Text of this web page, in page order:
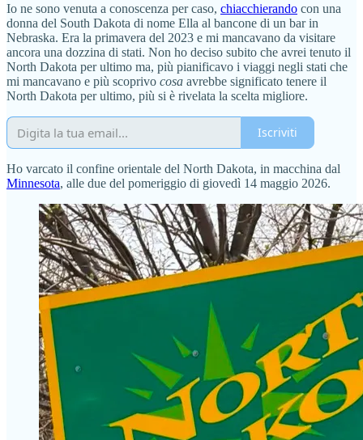
Io ne sono venuta a conoscenza per caso, chiacchierando con una
donna del South Dakota di nome Ella al bancone di un bar in
Nebraska. Era la primavera del 2023 e mi mancavano da visitare
ancora una dozzina di stati. Non ho deciso subito che avrei tenuto il
North Dakota per ultimo ma, più pianificavo i viaggi negli stati che
mi mancavano e più scoprivo cosa avrebbe significato tenere il
North Dakota per ultimo, più si è rivelata la scelta migliore.
Iscriviti
Ho varcato il confine orientale del North Dakota, in macchina dal
Minnesota, alle due del pomeriggio di giovedì 14 maggio 2026.